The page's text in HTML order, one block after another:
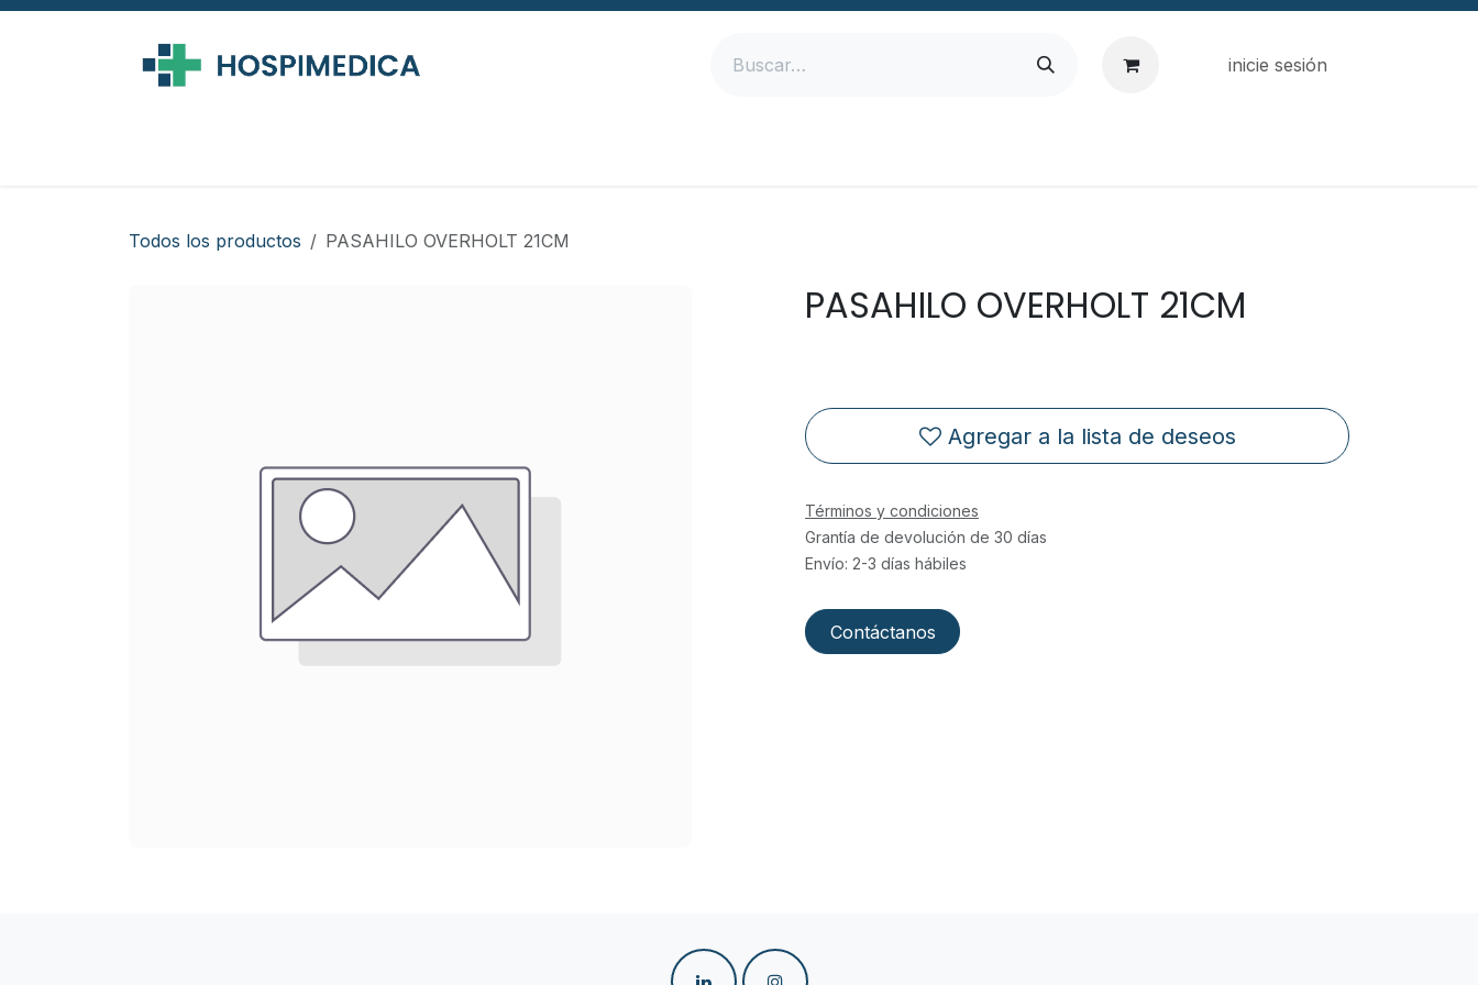
Ir al contenido
inicie sesión
Todos los productos PASAHILO OVERHOLT 21CM
PASAHILO OVERHOLT 21CM
Agregar a la lista de deseos
Términos y condiciones
Grantía de devolución de 30 días
Envío: 2-3 días hábiles
Contáctanos